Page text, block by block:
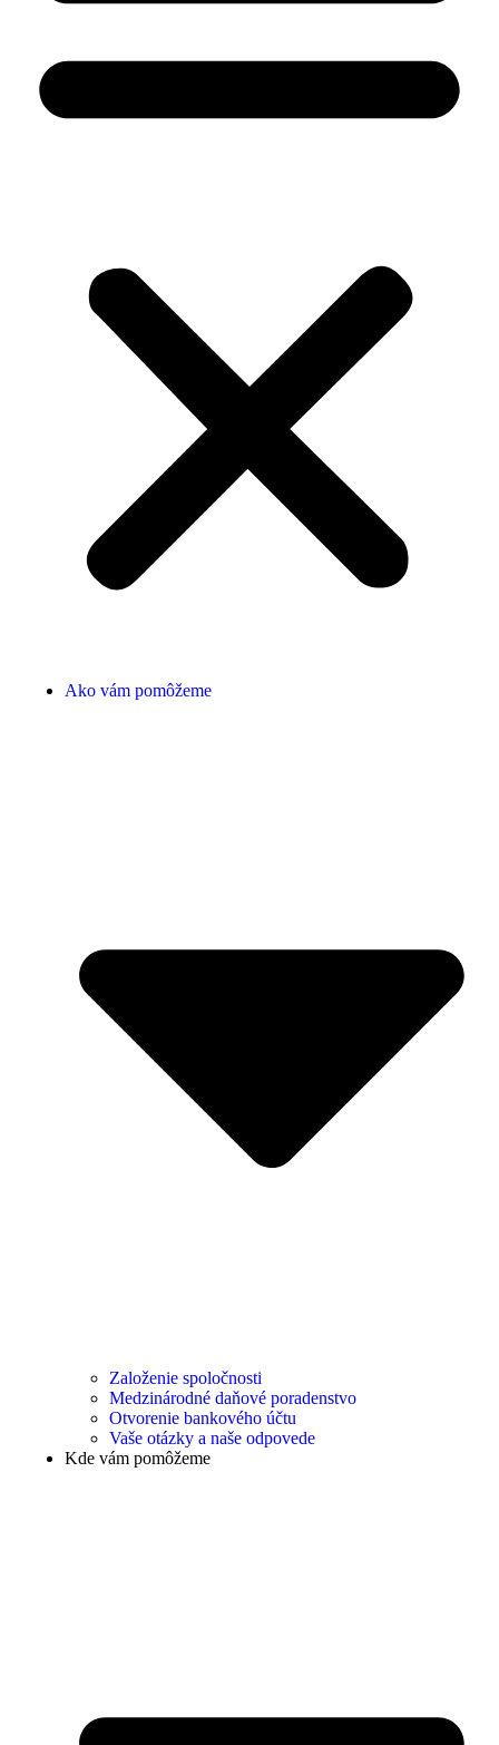
Ako vám pomôžeme
Založenie spoločnosti
Medzinárodné daňové poradenstvo
Otvorenie bankového účtu
Vaše otázky a naše odpovede
Kde vám pomôžeme